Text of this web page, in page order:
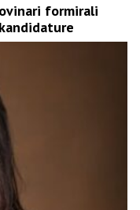
formirali